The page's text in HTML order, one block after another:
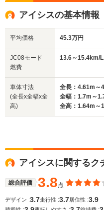
サイズ
(全長x全幅x全高)
WLTCモード
燃費
全高
1.59m～1.6m
全幅
1.7m～1.76m
アイシスの基本情報
平均価格 45.3万円
JC08モード
燃費
13.6～15.4km/L
車体寸法
(全長x全幅x全
高)
全長：4.61m～
全幅：1.7m～
全高：1.64m～
アイシスに関するク
総合評価 3.8点
デザイン :3.7走行性 :3.7居住性 :3.9